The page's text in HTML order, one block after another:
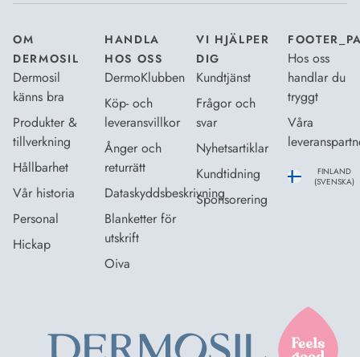
OM
DERMOSIL
Dermosil
känns bra
Produkter &
tillverkning
Hållbarhet
Vår historia
Personal
Hickap
HANDLA
HOS OSS
DermoKlubben
Köp- och
leveransvillkor
Ånger och
returrätt
Dataskyddsbeskrivning
Blanketter för
utskrift
Oiva
VI HJÄLPER
DIG
Kundtjänst
Frågor och
svar
Nyhetsartiklar
Kundtidning
Sponsorering
Hos oss
handlar du
tryggt
Våra
FINLAND
(SVENSKA)